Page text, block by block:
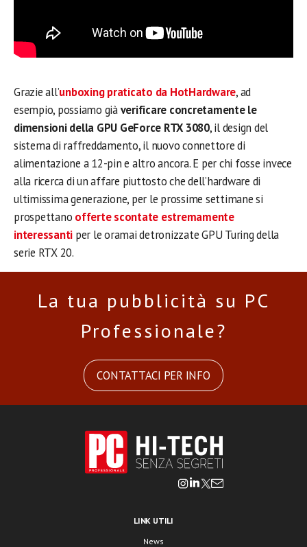
Grazie all’unboxing praticato da HotHardware, ad
esempio, possiamo giàverificare concretamente le
dimensioni della GPU GeForce RTX 3080, il design del
sistema di raffreddamento, il nuovo connettore di
alimentazione a 12-pin e altro ancora. E per chi fosse invece
alla ricerca di un affare piuttosto che dell’hardware di
ultimissima generazione, per le prossime settimane si
prospettano offerte scontate estremamente
interessanti per le oramai detronizzate GPU Turing della
serie RTX 20.
La tua pubblicità su PC
Professionale?
CONTATTACI PER INFO
LINK UTILI
News